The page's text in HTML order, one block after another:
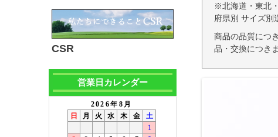
CSR
営業日カレンダー
※北海道・東北
府県別 サイズ別
商品の品質につ
品・交換につき